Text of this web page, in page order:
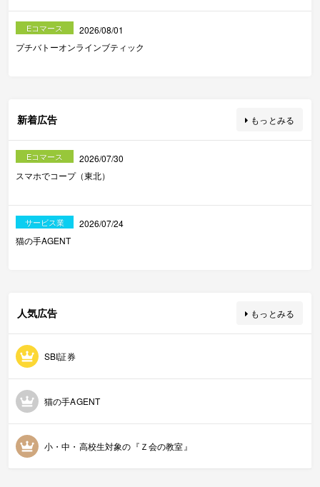
Eコマース
2026/08/01
プチバトーオンラインブティック
新着広告 もっとみる
Eコマース
2026/07/30
スマホでコープ（東北）
サービス業
2026/07/24
猫の手AGENT
人気広告 もっとみる
SBI証券
猫の手AGENT
小・中・高校生対象の『Ｚ会の教室』